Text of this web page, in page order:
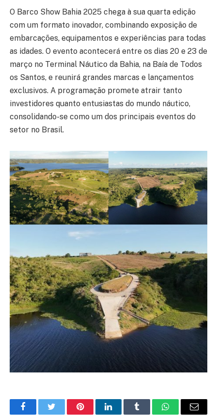
O Barco Show Bahia 2025 chega à sua quarta edição
com um formato inovador, combinando exposição de
embarcações, equipamentos e experiências para todas
as idades. O evento acontecerá entre os dias 20 e 23 de
março no Terminal Náutico da Bahia, na Baía de Todos
os Santos, e reunirá grandes marcas e lançamentos
exclusivos. A programação promete atrair tanto
investidores quanto entusiastas do mundo náutico,
consolidando-se como um dos principais eventos do
setor no Brasil.
FacebookTwitter PinterestLinkedInTumblr WhatsApp
E-